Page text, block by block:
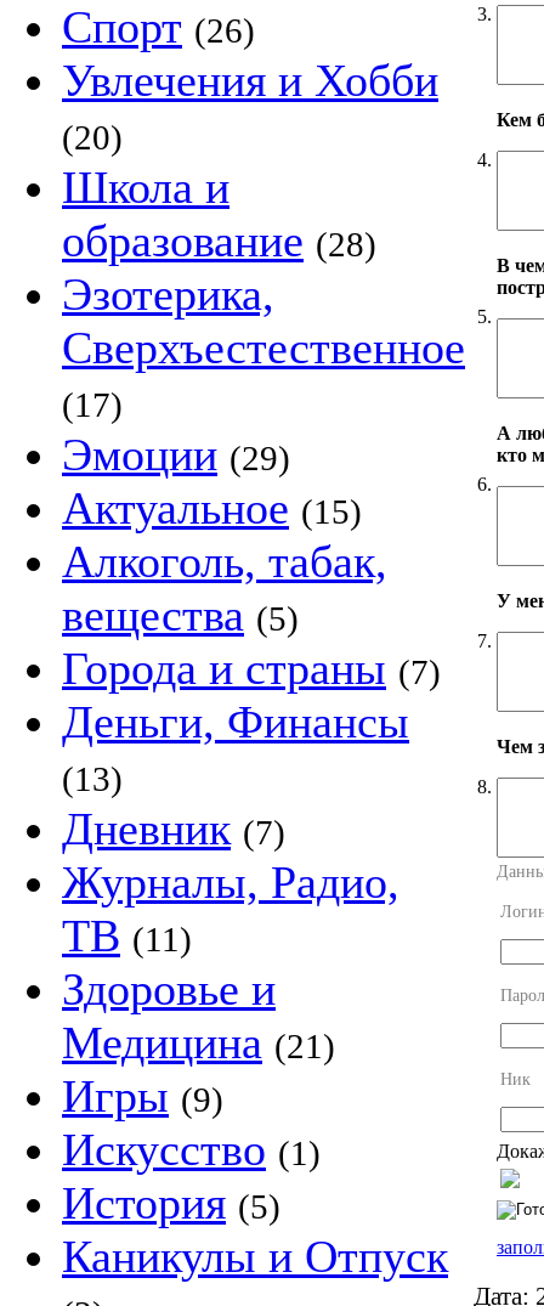
Спорт (26)
Увлечения и Хобби
(20)
Школа и
образование (28)
Эзотерика,
Сверхъестественное
(17)
Эмоции (29)
Актуальное (15)
Алкоголь, табак,
вещества (5)
Города и страны (7)
Деньги, Финансы
(13)
Дневник (7)
Журналы, Радио,
ТВ (11)
Здоровье и
Медицина (21)
Игры (9)
Искусство (1)
История (5)
Каникулы и Отпуск
3.
4.
Кем
5.
В
6.
А
кто
7.
У
8.
Чем
Ник
Дата: